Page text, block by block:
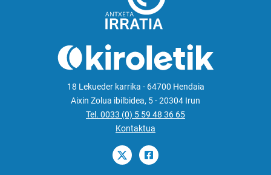
18 Lekueder karrika - 64700 Hendaia
Aixin Zolua ibilbidea, 5 - 20304 Irun
Tel. 0033 (0) 5 59 48 36 65
Kontaktua